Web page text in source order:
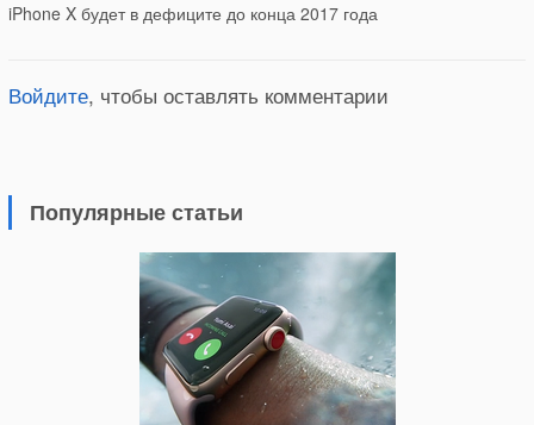
iPhone X будет в дефиците до конца 2017 года
Войдите, чтобы оставлять комментарии
Популярные статьи